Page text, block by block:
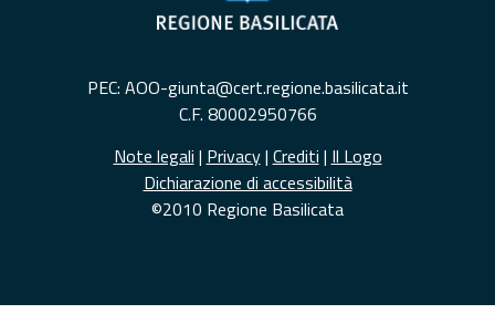
PEC: AOO-giunta@cert.regione.basilicata.it
C.F. 80002950766
Note legali | Privacy| Crediti | Il Logo
Dichiarazione di accessibilità
©2010 Regione Basilicata